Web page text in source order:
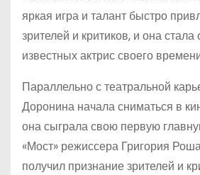
яркая игра и талант быстро
зрителей и критиков, и она
известных актрис своего
Параллельно с театральной
Доронина начала сниматься в
она сыграла свою первую
«Мост» режиссера Григория
получил признание зрителей и